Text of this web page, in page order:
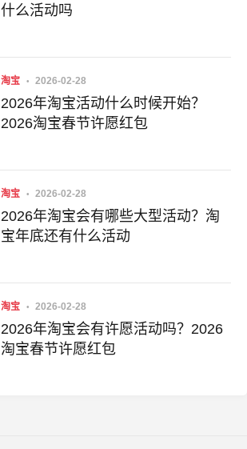
什么活动吗
淘宝 2026-02-28
2026年淘宝活动什么时候开始？
2026淘宝春节许愿红包
淘宝 2026-02-28
2026年淘宝会有哪些大型活动？淘
宝年底还有什么活动
淘宝 2026-02-28
2026年淘宝会有许愿活动吗？2026
淘宝春节许愿红包